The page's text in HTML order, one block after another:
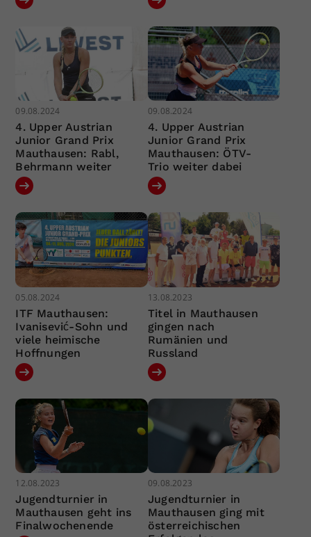
09.08.2024
4. Upper Austrian
Junior Grand Prix
Mauthausen: Rabl,
Behrmann weiter
09.08.2024
4. Upper Austrian
Junior Grand Prix
Mauthausen: ÖTV-
Trio weiter dabei
05.08.2024
ITF Mauthausen:
Ivanisević-Sohn und
viele heimische
Hoffnungen
13.08.2023
Titel in Mauthausen
gingen nach
Rumänien und
Russland
12.08.2023
Jugendturnier in
Mauthausen geht ins
Finalwochenende
09.08.2023
Jugendturnier in
Mauthausen ging mit
österreichischen